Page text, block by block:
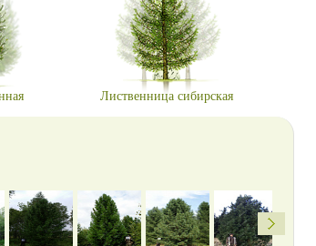
Лиственница сибирская